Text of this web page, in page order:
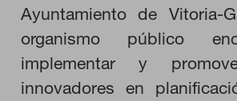
Ayuntamiento de Vitoria-
organismo público
implementar y
innovadores en
CONFIGURACIÓN DE
RECHAZAR